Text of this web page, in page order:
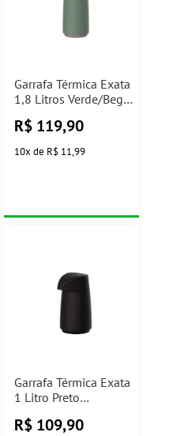
Garrafa Térmica Exata
1,8 Litros Verde/Bege
R$ 119,90
10x de R$ 11,99
Garrafa Térmica Exata
1 Litro Preto
R$ 109,90